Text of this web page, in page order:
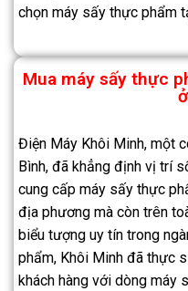
chọn máy sấy thực phẩm
Mua máy sấy thực
Điện Máy Khôi Minh, một
Bình, đã khẳng định vị trí
cung cấp máy sấy thực
địa phương mà còn trên
biểu tượng uy tín trong
phẩm, Khôi Minh đã thực
khách hàng với dòng máy